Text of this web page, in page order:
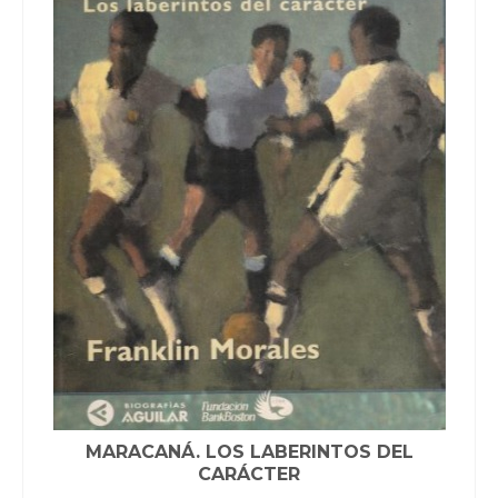
MARACANÁ. LOS LABERINTOS DEL
CARÁCTER